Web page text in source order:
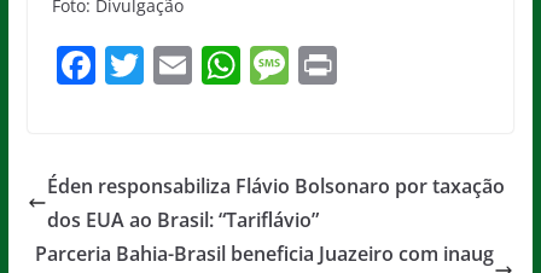
Foto: Divulgação
F
e
b
o
T
er
E
l
W
s
A
p
M
a
g
e
Pr
Éden responsabiliza Flávio Bolsonaro por taxação
dos EUA ao Brasil: “Tariflávio”
Parceria Bahia-Brasil beneficia Juazeiro com inaug